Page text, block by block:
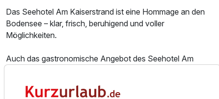
Das Seehotel Am Kaiserstrand ist eine Hommage an den
Bodensee – klar, frisch, beruhigend und voller
Möglichkeiten.
Auch das gastronomische Angebot des Seehotel Am
lebhafter oder außergewöhnlicher hätten – an einem